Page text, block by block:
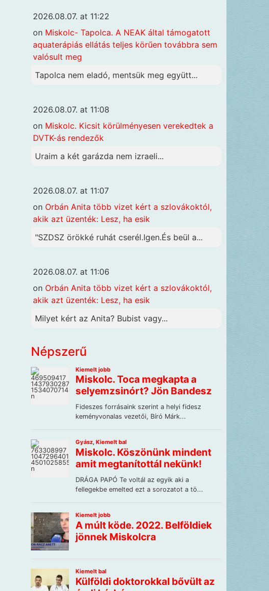
2026.08.07. at 11:22
on Miskolc- Tapolca. A NEAK által támogatott
aquaterápiás ellátás teljes körűen továbbra sem
valósult meg
Tapolca nem eladó, mentsük meg együtt...
2026.08.07. at 11:08
on Miskolc. Kicsit körülményesen verekedtek a
DVTK-ás rendezők
Uraim a két garázda nem izraeli...
2026.08.07. at 11:07
on Orbán Anita több vizet kért a szlovákoktól,
akik azt üzenték: Lesz, ha esik
"SZDSZ örökké ruhát cserél.Igen.És beül a...
2026.08.07. at 11:06
on Orbán Anita több vizet kért a szlovákoktól,
akik azt üzenték: Lesz, ha esik
Milyet kért az Anita? Bubist vagy...
Népszerű